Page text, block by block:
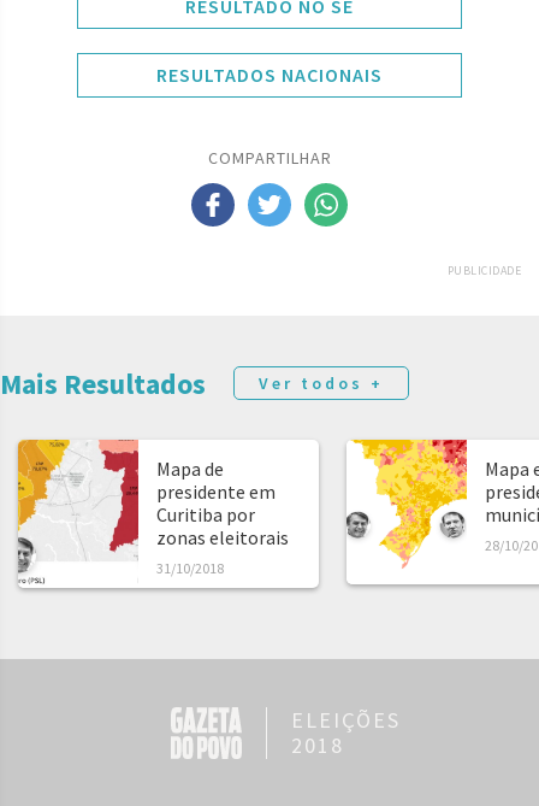
RESULTADO NO SE
RESULTADOS NACIONAIS
COMPARTILHAR
PUBLICIDADE
Mais Resultados Ver todos +
Mapa de
presidente em
Curitiba por
zonas eleitorais
31/10/2018
Mapa
28/10/
ELEIÇÕES
2018